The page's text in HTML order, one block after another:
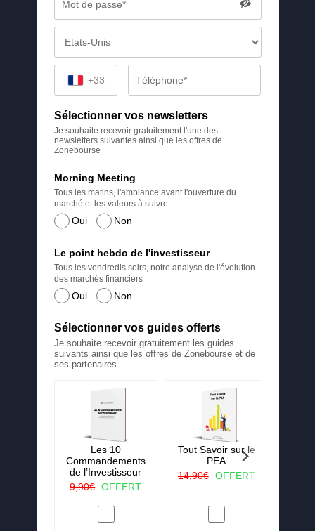
+33
Sélectionner vos newsletters
Je souhaite recevoir gratuitement l'une des
newsletters suivantes ainsi que les offres de
Zonebourse
Oui Non
Morning Meeting
Tous les matins, l'ambiance avant l'ouverture du
marché et les valeurs à suivre
Oui Non
Le point hebdo de l'investisseur
Tous les vendredis soirs, notre analyse de l'évolution
des marchés financiers
Sélectionner vos guides offerts
Je souhaite recevoir gratuitement les guides
suivants ainsi que les offres de Zonebourse et de
ses partenaires
Les 10
Commandements
de l’Investisseur
9,90€ OFFERT
Tout Savoir sur le
PEA
14,90€ OFFERT